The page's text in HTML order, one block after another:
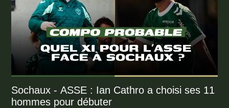
Sochaux - ASSE : Ian Cathro a choisi ses 11
hommes pour débuter